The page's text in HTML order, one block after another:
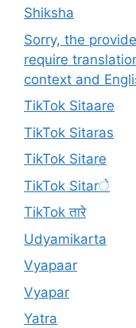
Shiksha
Sorry, the
require
context and
TikTok Sitaare
TikTok Sitaras
TikTok Sitare
TikTok Sitarे
TikTok तारे
Udyamikarta
Vyapaar
Vyapar
Yatra